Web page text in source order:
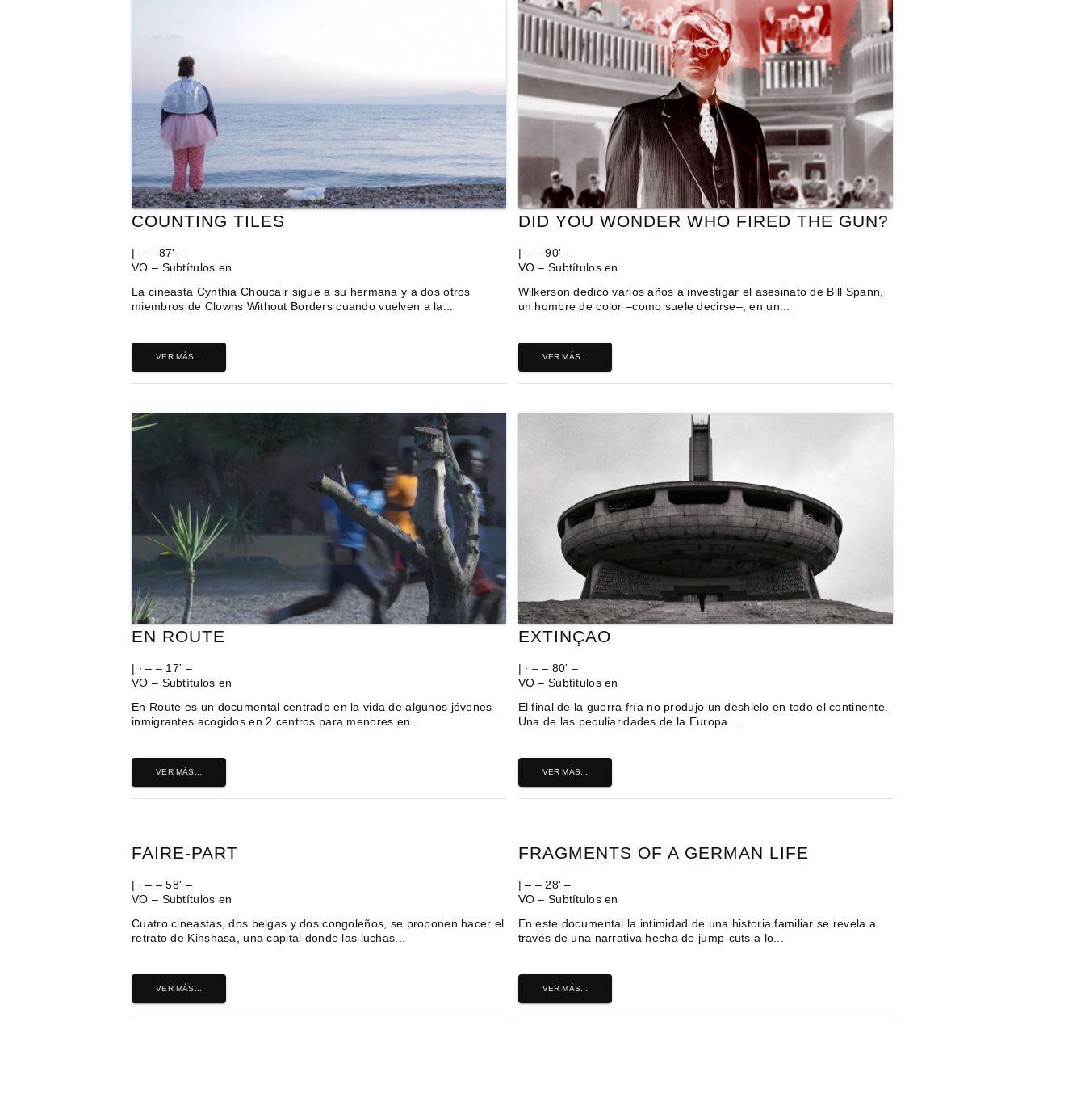
COUNTING TILES
| – – 87' –
VO – Subtítulos en
La cineasta Cynthia Choucair sigue a su hermana y a dos otros
miembros de Clowns Without Borders cuando vuelven a la...
VER MÁS...
DID YOU WONDER WHO FIRED THE GUN?
| – – 90' –
VO – Subtítulos en
Wilkerson dedicó varios años a investigar el asesinato de Bill Spann,
un hombre de color –como suele decirse–, en un...
VER MÁS...
EN ROUTE
| ∙ – – 17' –
VO – Subtítulos en
En Route es un documental centrado en la vida de algunos jóvenes
inmigrantes acogidos en 2 centros para menores en...
VER MÁS...
EXTINÇAO
| ∙ – – 80' –
VO – Subtítulos en
El final de la guerra fría no produjo un deshielo en todo el continente.
Una de las peculiaridades de la Europa...
VER MÁS...
FAIRE-PART
| ∙ – – 58' –
VO – Subtítulos en
Cuatro cineastas, dos belgas y dos congoleños, se proponen hacer el
retrato de Kinshasa, una capital donde las luchas...
VER MÁS...
FRAGMENTS OF A GERMAN LIFE
| – – 28' –
VO – Subtítulos en
En este documental la intimidad de una historia familiar se revela a
través de una narrativa hecha de jump-cuts a lo...
VER MÁS...